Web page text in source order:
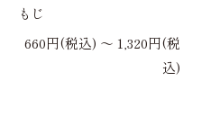
もじ
660円(税込) 〜 1,320円(税
込)